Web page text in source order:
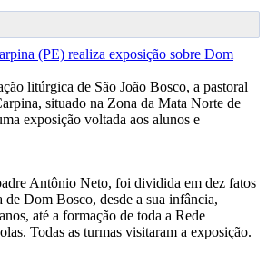
litúrgica de São João Bosco, a pastoral
situado na Zona da Mata Norte de
exposição voltada aos alunos e
Antônio Neto, foi dividida em dez fatos
de Dom Bosco, desde a sua infância,
até a formação de toda a Rede
Todas as turmas visitaram a exposição.